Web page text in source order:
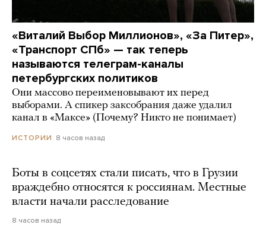
«Виталий Выбор Миллионов», «За Питер»,
«Транспорт СПб» — так теперь
называются телеграм-каналы
петербургских политиков
Они массово переименовывают их перед
выборами. А спикер заксобрания даже удалил
канал в «Максе» (Почему? Никто не понимает)
ИСТОРИИ 8 часов назад
Боты в соцсетях стали писать, что в Грузии
враждебно относятся к россиянам. Местные
власти начали расследование
8 часов назад